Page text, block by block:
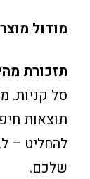
מודול מוצר
תזכורת
סל קניות.
תוצאות
להחליט –
שלכם.